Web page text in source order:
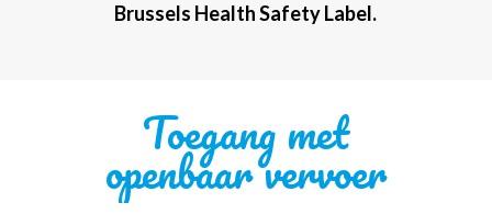
Brussels Health Safety Label.
Toegang met
openbaar vervoer